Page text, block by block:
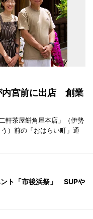
内宮前に出店 創業
軒茶屋餅角屋本店」（伊勢
）前の「おはらい町」通
ト「市後浜祭」 SUPや